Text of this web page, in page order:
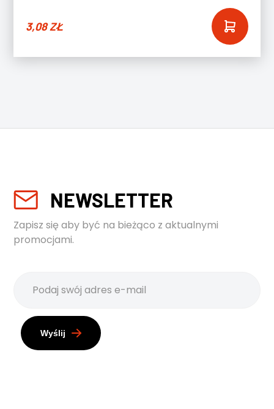
3,08ZŁ
NEWSLETTER
Zapisz się aby być na bieżąco z aktualnymi
promocjami.
Wyślij